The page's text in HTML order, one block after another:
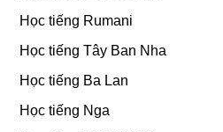
Học tiếng Rumani
Học tiếng Tây Ban Nha
Học tiếng Ba Lan
Học tiếng Nga